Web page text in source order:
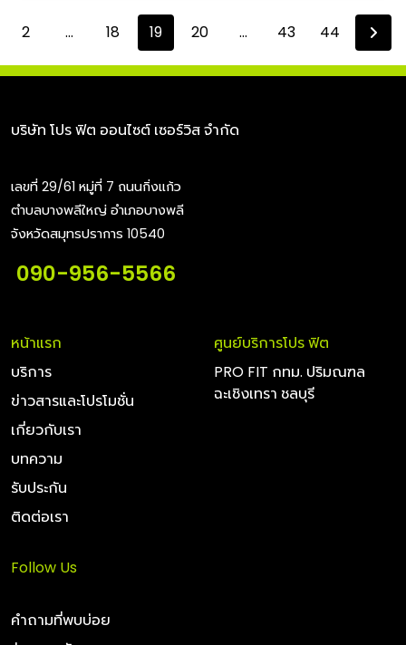
2 ... 18 19 20 ... 43 44
บริษัท โปร ฟิต ออนไซต์ เซอร์วิส จำกัด
เลขที่ 29/61 หมู่ที่ 7 ถนนกิ่งแก้ว
ตำบลบางพลีใหญ่ อำเภอบางพลี
จังหวัดสมุทรปราการ 10540
090-956-5566
หน้าแรก
บริการ
ข่าวสารและโปรโมชั่น
เกี่ยวกับเรา
บทความ
รับประกัน
ติดต่อเรา
ศูนย์บริการโปร ฟิต
PRO FIT กทม. ปริมณฑล
ฉะเชิงเทรา ชลบุรี
Follow Us
คำถามที่พบบ่อย